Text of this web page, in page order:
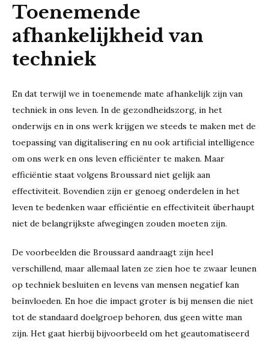
Toenemende
afhankelijkheid van
techniek
En dat terwijl we in toenemende mate afhankelijk zijn van
techniek in ons leven. In de gezondheidszorg, in het
onderwijs en in ons werk krijgen we steeds te maken met de
toepassing van digitalisering en nu ook artificial intelligence
om ons werk en ons leven efficiënter te maken. Maar
efficiëntie staat volgens Broussard niet gelijk aan
effectiviteit. Bovendien zijn er genoeg onderdelen in het
leven te bedenken waar efficiëntie en effectiviteit überhaupt
niet de belangrijkste afwegingen zouden moeten zijn.
De voorbeelden die Broussard aandraagt zijn heel
verschillend, maar allemaal laten ze zien hoe te zwaar leunen
op techniek besluiten en levens van mensen negatief kan
beïnvloeden. En hoe die impact groter is bij mensen die niet
tot de standaard doelgroep behoren, dus geen witte man
zijn. Het gaat hierbij bijvoorbeeld om het geautomatiseerd